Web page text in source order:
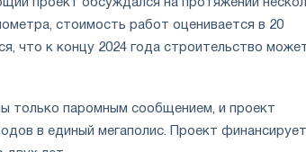
проект обсуждался на протяжении
стоимость работ оценивается в 20
что к концу 2024 года строительство
только паромным сообщением, и проект
в единый мегаполис. Проект